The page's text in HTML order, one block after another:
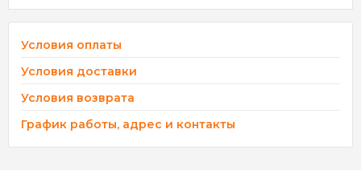
Условия оплаты
Условия доставки
Условия возврата
График работы, адрес и контакты